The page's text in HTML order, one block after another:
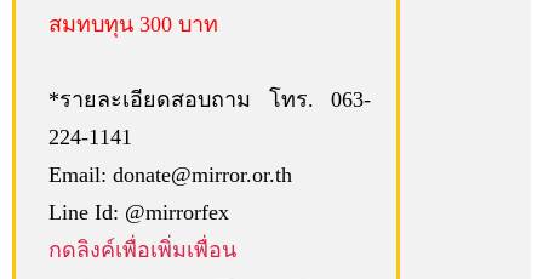
สมทบทุน 300 บาท
*รายละเอียดสอบถาม โทร. 063-
224-1141
Email: donate@mirror.or.th
Line Id: @mirrorfex
กดลิงค์เพื่อเพิ่มเพื่อน